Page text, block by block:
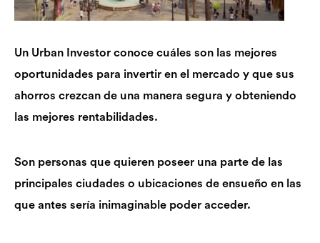
Un Urban Investor conoce cuáles son las mejores
oportunidades para invertir en el mercado y que sus
ahorros crezcan de una manera segura y obteniendo
las mejores rentabilidades.
Son personas que quieren poseer una parte de las
principales ciudades o ubicaciones de ensueño en las
que antes sería inimaginable poder acceder.